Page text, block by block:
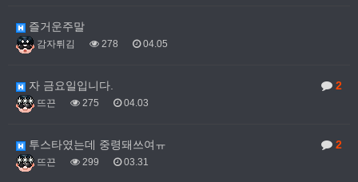
즐거운주말
감자튀김 278 04.05
2
자 금요일입니다.
뜨끈 275 04.03
2
투스타였는데 중령돼쓰여ㅠ
뜨끈 299 03.31